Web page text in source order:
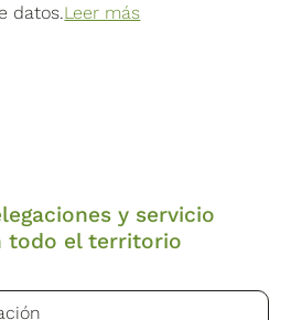
datos.Leer más
y servicio
todo el territorio